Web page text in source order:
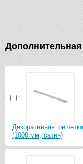
Декоративная
(1000 мм, сатин)